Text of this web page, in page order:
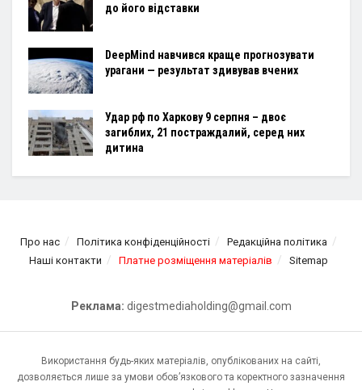
до його відставки
DeepMind навчився краще прогнозувати
урагани — результат здивував вчених
Удар рф по Харкову 9 серпня – двоє
загиблих, 21 постраждалий, серед них
дитина
Про нас Політика конфіденційності
Редакційна політика
Наші контакти
Платне розміщення матеріалів Sitemap
Реклама: digestmediaholding@gmail.com
Використання будь-яких матеріалів, опублікованих на сайті,
дозволяється лише за умови обов’язкового та коректного зазначення